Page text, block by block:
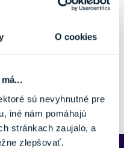
O cookies
sú nevyhnutné pre
iné nám pomáhajú
stránkach zaujalo, a
zlepšovať.
produktov.